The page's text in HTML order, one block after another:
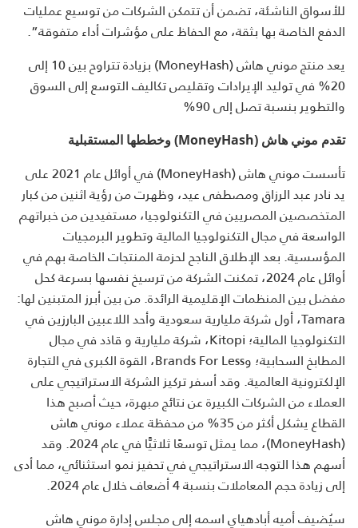
للأسواق الناشئة، تضمن أن تتمكن الشركات من توسيع عمليات
الدفع الخاصة بها بثقة، مع الحفاظ على مؤشرات أداء متفوقة”.
يعد منتج موني هاش (MoneyHash) بزيادة تتراوح بين 10 إلى
20% في توليد الإيرادات وتقليص تكاليف التوسع إلى السوق
والتطوير بنسبة تصل إلى 90%
تقدم موني هاش (MoneyHash) وخططها المستقبلية
تأسست موني هاش (MoneyHash) في أوائل عام 2021 على
يد نادر عبد الرزاق ومصطفى عيد، وظهرت من رؤية اثنين من كبار
المتخصصين المصريين في التكنولوجيا، مستفيدين من خبراتهم
الواسعة في مجال التكنولوجيا المالية وتطوير البرمجيات
المؤسسية. بعد الإطلاق الناجح لحزمة المنتجات الخاصة بهم في
أوائل عام 2024، تمكنت الشركة من ترسيخ نفسها بسرعة كحل
مفضل بين المنظمات الإقليمية الرائدة. من بين أبرز المتبنين لها:
Tamara، أول شركة مليارية سعودية وأحد اللاعبين البارزين في
التكنولوجيا المالية؛ Kitopi، شركة مليارية و قاذد في مجال
المطابخ السحابية؛ وBrands For Less، القوة الكبرى في التجارة
الإلكترونية العالمية. وقد أسفر تركيز الشركة الاستراتيجي على
العملاء من الشركات الكبيرة عن نتائج مبهرة، حيث أصبح هذا
القطاع يشكل أكثر من 35% من محفظة عملاء موني هاش
(MoneyHash)، مما يمثل توسعًا ثلاثيًّا في عام 2024. وقد
أسهم هذا التوجه الاستراتيجي في تحفيز نمو استثنائي، مما أدى
إلى زيادة حجم المعاملات بنسبة 4 أضعاف خلال عام 2024.
سيُضيف أميه أبادهياي اسمه إلى مجلس إدارة موني هاش